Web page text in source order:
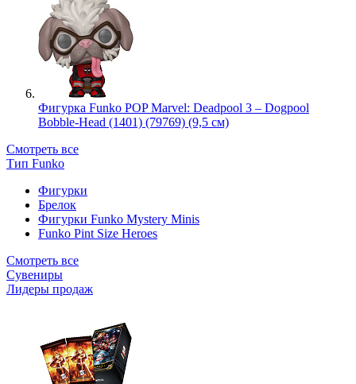
Фигурка Funko POP Marvel: Deadpool 3 – Dogpool
Bobble-Head (1401) (79769) (9,5 см)
Смотреть все
Тип Funko
Фигурки
Брелок
Фигурки Funko Mystery Minis
Funko Pint Size Heroes
Смотреть все
Сувениры
Лидеры продаж